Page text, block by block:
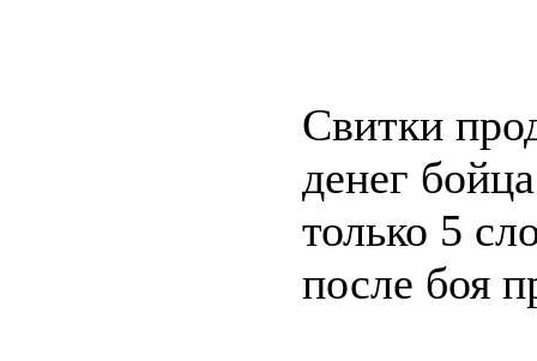
Свитки
денег
только 5
после боя